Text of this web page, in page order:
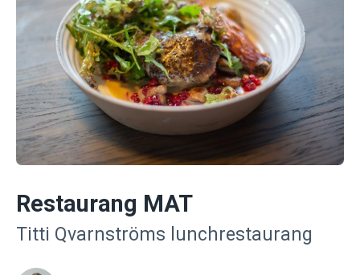
Restaurang MAT
Titti Qvarnströms lunchrestaurang